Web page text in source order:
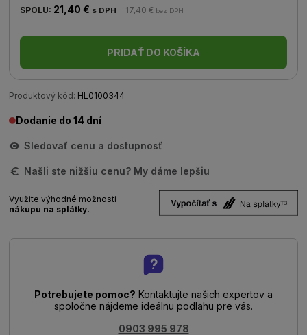
SPOLU: 21,40 € s DPH 17,40 € bez DPH
PRIDAŤ DO KOŠÍKA
Produktový kód: HL0100344
Dodanie do 14 dní
Sledovať cenu a dostupnosť
Našli ste nižšiu cenu? My dáme lepšiu
Využite výhodné možnosti
nákupu na splátky.
Potrebujete pomoc? Kontaktujte našich expertov a
spoločne nájdeme ideálnu podlahu pre vás.
0903 995 978